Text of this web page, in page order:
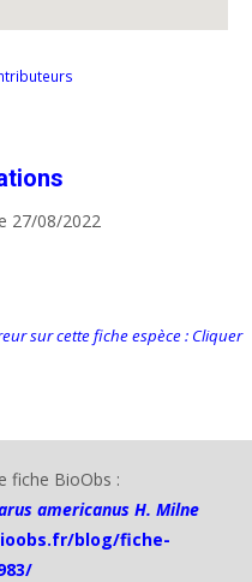
27/08/2022
sur cette fiche espèce : Cliquer
fiche BioObs :
americanus H. Milne
blog/fiche-